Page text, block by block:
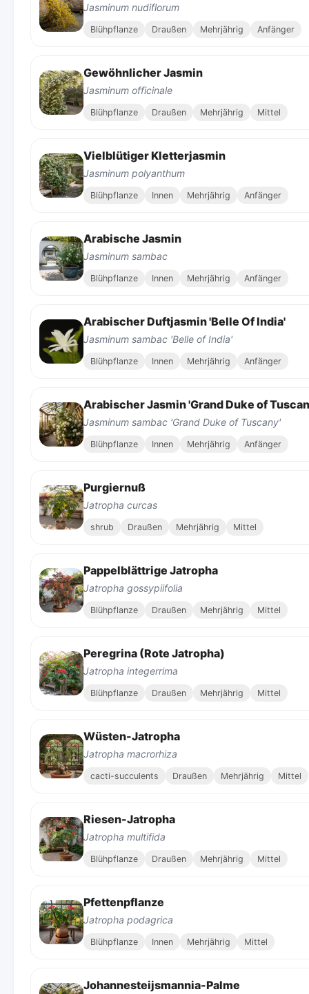
Jasminum nudiflorum
Blühpflanze Draußen Mehrjährig Anfänger
Gewöhnlicher Jasmin
Jasminum officinale
Blühpflanze Draußen Mehrjährig Mittel
Vielblütiger Kletterjasmin
Jasminum polyanthum
Blühpflanze Innen Mehrjährig Anfänger
Arabische Jasmin
Jasminum sambac
Blühpflanze Innen Mehrjährig Anfänger
Arabischer Duftjasmin 'Belle Of India'
Jasminum sambac 'Belle of India'
Blühpflanze Innen Mehrjährig Anfänger
Arabischer Jasmin 'Grand Duke of
Jasminum sambac 'Grand Duke of Tuscany'
Blühpflanze Innen Mehrjährig Anfänger
Purgiernuß
Jatropha curcas
shrub Draußen Mehrjährig Mittel
Pappelblättrige Jatropha
Jatropha gossypiifolia
Blühpflanze Draußen Mehrjährig Mittel
Peregrina (Rote Jatropha)
Jatropha integerrima
Blühpflanze Draußen Mehrjährig Mittel
Wüsten-Jatropha
Jatropha macrorhiza
cacti-succulents Draußen Mehrjährig Mittel
Riesen-Jatropha
Jatropha multifida
Blühpflanze Draußen Mehrjährig Mittel
Pfettenpflanze
Jatropha podagrica
Blühpflanze Innen Mehrjährig Mittel
Johannesteijsmannia-Palme